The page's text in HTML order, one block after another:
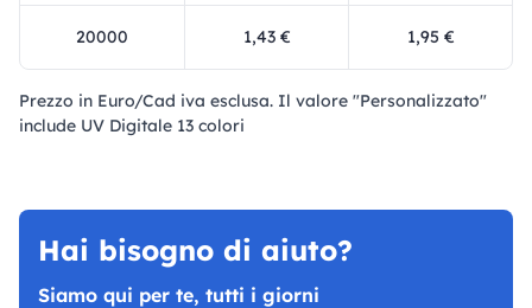
20000 1,43 € 1,95 €
Prezzo in Euro/Cad iva esclusa. Il valore "Personalizzato"
include UV Digitale 13 colori
Hai bisogno di aiuto?
Siamo qui per te, tutti i giorni